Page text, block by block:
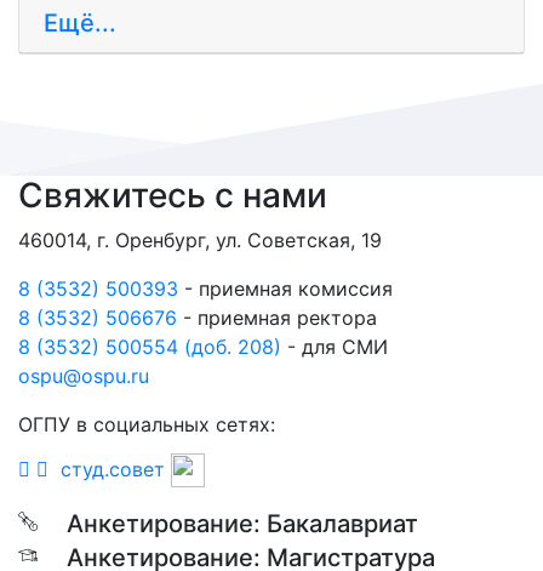
Ещё...
Свяжитесь с нами
460014, г. Оренбург, ул. Советская, 19
8 (3532) 500393 - приемная комиссия
8 (3532) 506676 - приемная ректора
8 (3532) 500554 (доб. 208) - для СМИ
ospu@ospu.ru
ОГПУ в социальных сетях:
студ.совет
Анкетирование: Бакалавриат
Анкетирование: Магистратура